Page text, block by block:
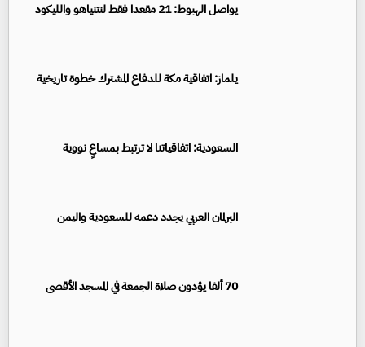
يواصل الهبوط: 21 مقعدا فقط لنتنياهو والليكود
يلماز: اتفاقية مكة للدفاع المشترك خطوة تاريخية
السعودية: اتفاقياتنا لا ترتبط بمساعٍ نووية
البرلمان العربي يجدد دعمه للسعودية واليمن
70 ألفا يؤدون صلاة الجمعة في المسجد الأقصى